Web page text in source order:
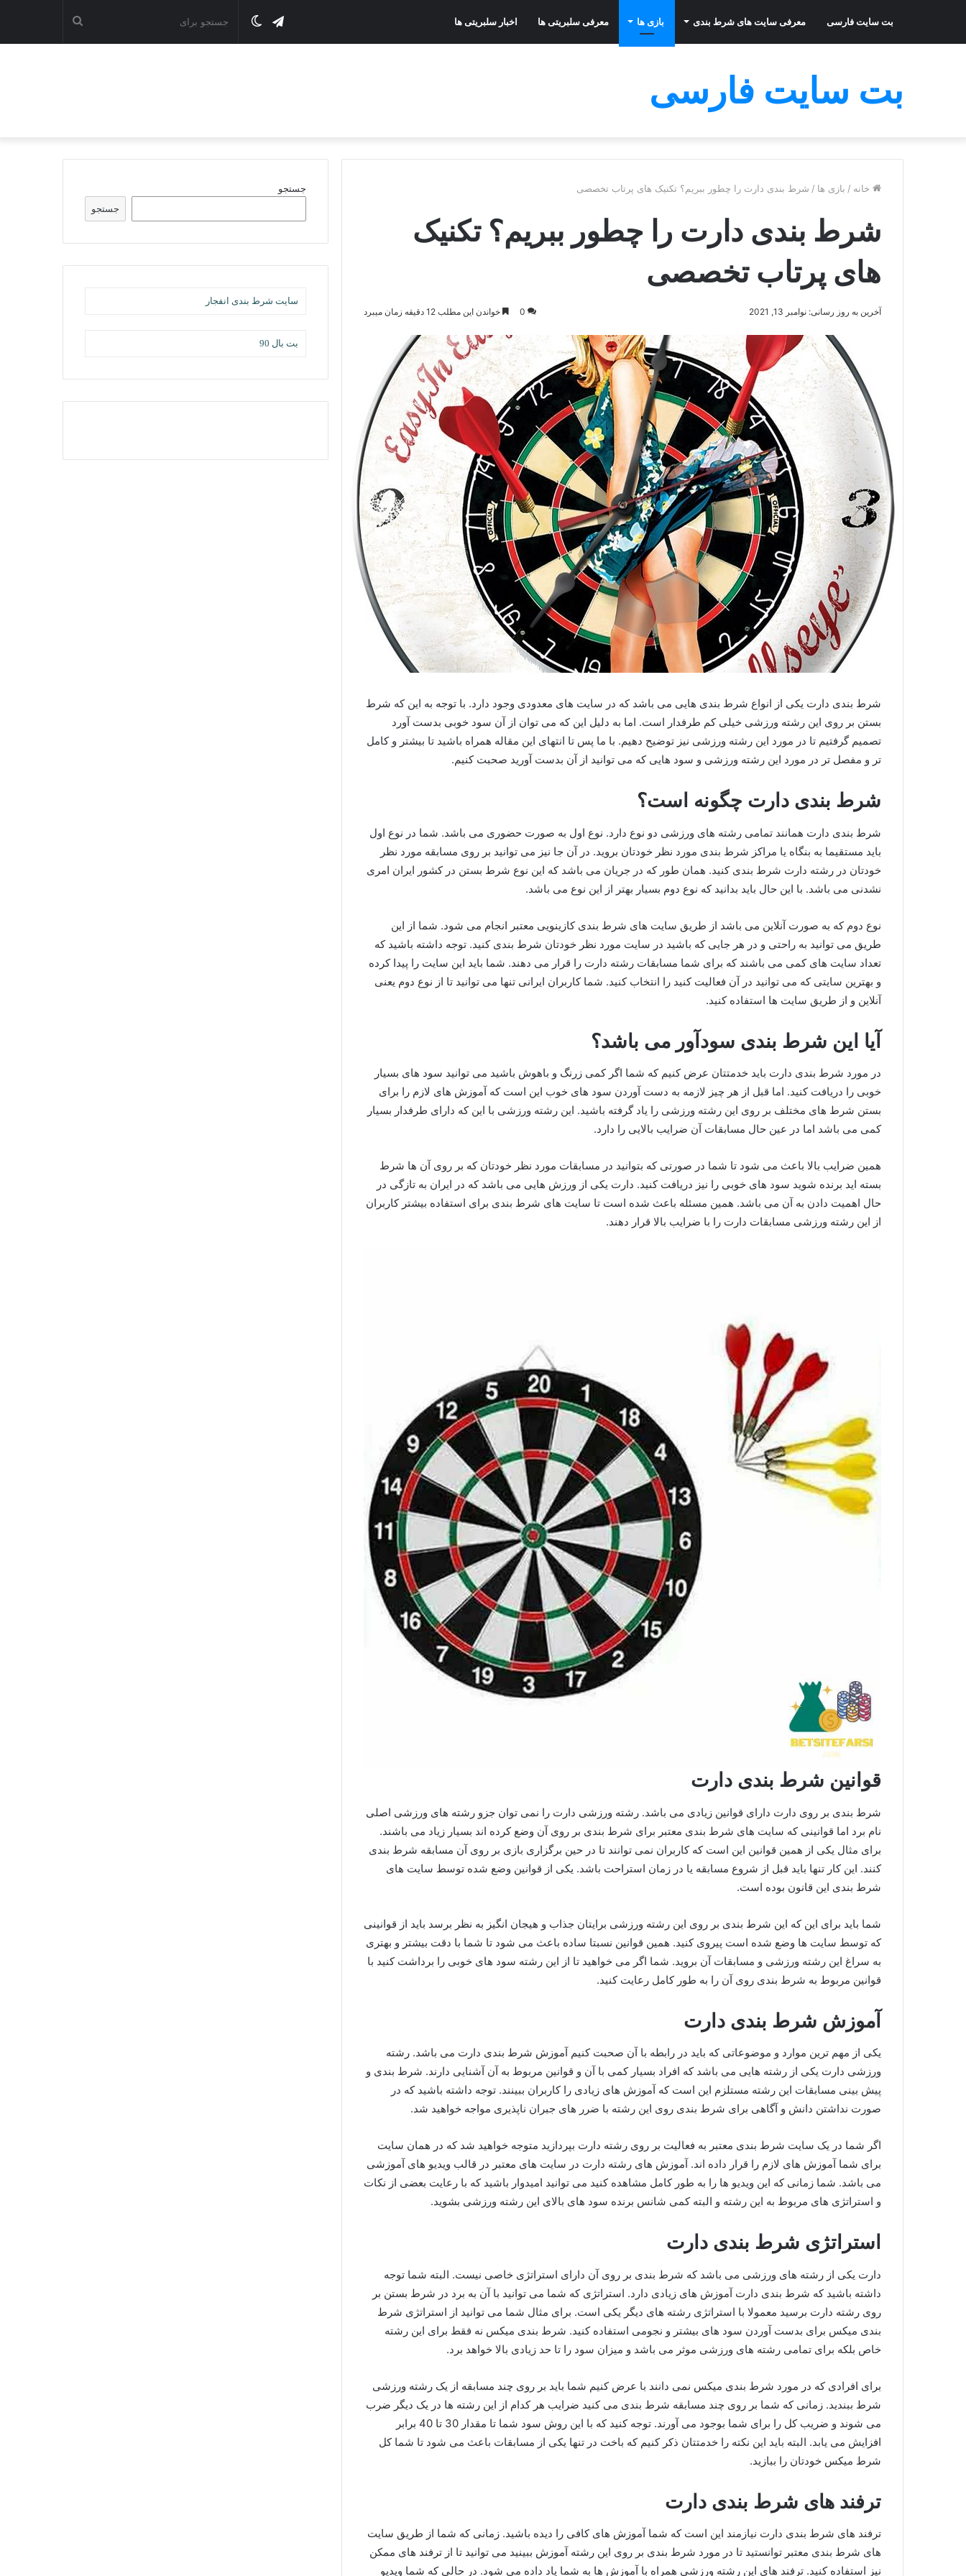
بت سایت فارسی معرفی سایت های شرط بندی بازی ها معرفی سلبریتی ها اخبار سلبریتی ها جستجو تغییرتلگرام
بت سایت فارسی
خانه / بازی ها / شرط بندی دارت را چطور ببریم؟ تکنیک های پرتاب تخصصی
شرط بندی دارت را چطور ببریم؟ تکنیک
های پرتاب تخصصی
آخرین به روز رسانی: نوامبر 13, 2021 0 خواندن این مطلب 12 دقیقه زمان میبرد
شرط بندی دارت یکی از انواع شرط بندی هایی می باشد که در سایت های معدودی وجود دارد. با توجه به این که شرط
بستن بر روی این رشته ورزشی خیلی کم طرفدار است. اما به دلیل این که می توان از آن سود خوبی بدست آورد
تصمیم گرفتیم تا در مورد این رشته ورزشی نیز توضیح دهیم. با ما پس تا انتهای این مقاله همراه باشید تا بیشتر و کامل
تر و مفصل تر در مورد این رشته ورزشی و سود هایی که می توانید از آن بدست آورید صحبت کنیم.
شرط بندی دارت چگونه است؟
شرط بندی دارت همانند تمامی رشته های ورزشی دو نوع دارد. نوع اول به صورت حضوری می باشد. شما در نوع اول
باید مستقیما به بنگاه یا مراکز شرط بندی مورد نظر خودتان بروید. در آن جا نیز می توانید بر روی مسابقه مورد نظر
خودتان در رشته دارت شرط بندی کنید. همان طور که در جریان می باشد که این نوع شرط بستن در کشور ایران امری
نشدنی می باشد. با این حال باید بدانید که نوع دوم بسیار بهتر از این نوع می باشد.
نوع دوم که به صورت آنلاین می باشد از طریق سایت های شرط بندی کازینویی معتبر انجام می شود. شما از این
طریق می توانید به راحتی و در هر جایی که باشید در سایت مورد نظر خودتان شرط بندی کنید. توجه داشته باشید که
تعداد سایت های کمی می باشند که برای شما مسابقات رشته دارت را قرار می دهند. شما باید این سایت را پیدا کرده
و بهترین سایتی که می توانید در آن فعالیت کنید را انتخاب کنید. شما کاربران ایرانی تنها می توانید تا از نوع دوم یعنی
آنلاین و از طریق سایت ها استفاده کنید.
آیا این شرط بندی سودآور می باشد؟
در مورد شرط بندی دارت باید خدمتتان عرض کنیم که شما اگر کمی زرنگ و باهوش باشید می توانید سود های بسیار
خوبی را دریافت کنید. اما قبل از هر چیز لازمه به دست آوردن سود های خوب این است که آموزش های لازم را برای
بستن شرط های مختلف بر روی این رشته ورزشی را یاد گرفته باشید. این رشته ورزشی با این که دارای طرفدار بسیار
کمی می باشد اما در عین حال مسابقات آن ضرایب بالایی را دارد.
همین ضرایب بالا باعث می شود تا شما در صورتی که بتوانید در مسابقات مورد نظر خودتان که بر روی آن ها شرط
بسته اید برنده شوید سود های خوبی را نیز دریافت کنید. دارت یکی از ورزش هایی می باشد که در ایران به تازگی در
حال اهمیت دادن به آن می باشد. همین مسئله باعث شده است تا سایت های شرط بندی برای استفاده بیشتر کاربران
از این رشته ورزشی مسابقات دارت را با ضرایب بالا قرار دهند.
قوانین شرط بندی دارت
شرط بندی بر روی دارت دارای قوانین زیادی می باشد. رشته ورزشی دارت را نمی توان جزو رشته های ورزشی اصلی
نام برد اما قوانینی که سایت های شرط بندی معتبر برای شرط بندی بر روی آن وضع کرده اند بسیار زیاد می باشند.
برای مثال یکی از همین قوانین این است که کاربران نمی توانند تا در حین برگزاری بازی بر روی آن مسابقه شرط بندی
کنند. این کار تنها باید قبل از شروع مسابقه یا در زمان استراحت باشد. یکی از قوانین وضع شده توسط سایت های
شرط بندی این قانون بوده است.
شما باید برای این که این شرط بندی بر روی این رشته ورزشی برایتان جذاب و هیجان انگیز به نظر برسد باید از قوانینی
که توسط سایت ها وضع شده است پیروی کنید. همین قوانین نسبتا ساده باعث می شود تا شما با دقت بیشتر و بهتری
به سراغ این رشته ورزشی و مسابقات آن بروید. شما اگر می خواهید تا از این رشته سود های خوبی را برداشت کنید با
قوانین مربوط به شرط بندی روی آن را به طور کامل رعایت کنید.
آموزش شرط بندی دارت
یکی از مهم ترین موارد و موضوعاتی که باید در رابطه با آن صحبت کنیم آموزش شرط بندی دارت می باشد. رشته
ورزشی دارت یکی از رشته هایی می باشد که افراد بسیار کمی با آن و قوانین مربوط به آن آشنایی دارند. شرط بندی و
پیش بینی مسابقات این رشته مستلزم این است که آموزش های زیادی را کاربران ببینند. توجه داشته باشید که در
صورت نداشتن دانش و آگاهی برای شرط بندی روی این رشته با ضرر های جبران ناپذیری مواجه خواهید شد.
اگر شما در یک سایت شرط بندی معتبر به فعالیت بر روی رشته دارت بپردازید متوجه خواهید شد که در همان سایت
برای شما آموزش های لازم را قرار داده اند. آموزش های رشته دارت در سایت های معتبر در قالب ویدیو های آموزشی
می باشد. شما زمانی که این ویدیو ها را به طور کامل مشاهده کنید می توانید امیدوار باشید که با رعایت بعضی از نکات
و استراتژی های مربوط به این رشته و البته کمی شانس برنده سود های بالای این رشته ورزشی بشوید.
استراتژی شرط بندی دارت
دارت یکی از رشته های ورزشی می باشد که شرط بندی بر روی آن دارای استراتژی خاصی نیست. البته شما توجه
داشته باشید که شرط بندی دارت آموزش های زیادی دارد. استراتژی که شما می توانید با آن به برد در شرط بستن بر
روی رشته دارت برسید معمولا با استراتژی رشته های دیگر یکی است. برای مثال شما می توانید از استراتژی شرط
بندی میکس برای بدست آوردن سود های بیشتر و نجومی استفاده کنید. شرط بندی میکس نه فقط برای این رشته
خاص بلکه برای تمامی رشته های ورزشی موثر می باشد و میزان سود را تا حد زیادی بالا خواهد برد.
برای افرادی که در مورد شرط بندی میکس نمی دانند با عرض کنیم شما باید بر روی چند مسابقه از یک رشته ورزشی
شرط ببندید. زمانی که شما بر روی چند مسابقه شرط بندی می کنید ضرایب هر کدام از این رشته ها در یک دیگر ضرب
می شوند و ضریب کل را برای شما بوجود می آورند. توجه کنید که با این روش سود شما تا مقدار 30 تا 40 برابر
افزایش می یابد. البته باید این نکته را خدمتتان ذکر کنیم که باخت در تنها یکی از مسابقات باعث می شود تا شما کل
شرط میکس خودتان را ببازید.
ترفند های شرط بندی دارت
ترفند های شرط بندی دارت نیازمند این است که شما آموزش های کافی را دیده باشید. زمانی که شما از طریق سایت
های شرط بندی معتبر توانستید تا در مورد شرط بندی بر روی این رشته آموزش ببینید می توانید تا از ترفند های ممکن
نیز استفاده کنید. ترفند های این رشته ورزشی همراه با آموزش ها به شما یاد داده می شود. در حالی که شما ویدیو
جستجو
جستجو
سایت شرط بندی انفجار
بت بال 90